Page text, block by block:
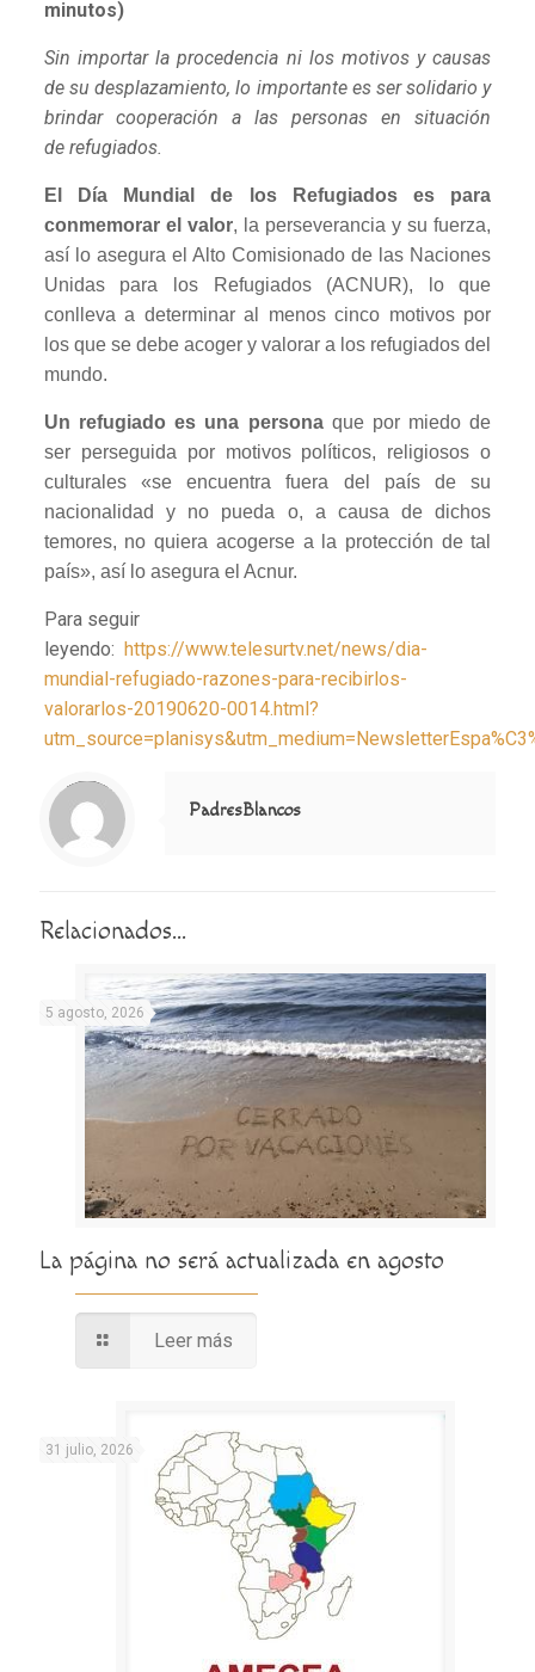
minutos)
Sin importar la procedencia ni los motivos y causas
de su desplazamiento, lo importante es ser solidario y
brindar cooperación a las personas en situación
de refugiados.
El Día Mundial de los Refugiados es para
conmemorar el valor, la perseverancia y su fuerza,
así lo asegura el Alto Comisionado de las Naciones
Unidas para los Refugiados (ACNUR), lo que
conlleva a determinar al menos cinco motivos por
los que se debe acoger y valorar a los refugiados del
mundo.
Un refugiado es una personaque por miedo de
ser perseguida por motivos políticos, religiosos o
culturales «se encuentra fuera del país de su
nacionalidad y no pueda o, a causa de dichos
temores, no quiera acogerse a la protección de tal
país», así lo asegura el Acnur.
Para seguir
leyendo: https://www.telesurtv.net/news/dia-
mundial-refugiado-razones-para-recibirlos-
valorarlos-20190620-0014.html?
Notice
: Trying to access array offset on value of type null in
/home/misioner/public_html/padresblancos/themes/betheme/includes/content-single.php
on line
286
PadresBlancos
Relacionados...
5 agosto, 2026
La página no será actualizada en agosto
Leer más
31 julio, 2026